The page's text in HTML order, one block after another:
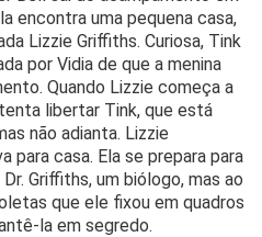
encontra uma pequena casa,
Lizzie Griffiths. Curiosa, Tink
por Vidia de que a menina
Quando Lizzie começa a
libertar Tink, que está
não adianta. Lizzie
para casa. Ela se prepara para
Griffiths, um biólogo, mas ao
que ele fixou em quadros
la em segredo.